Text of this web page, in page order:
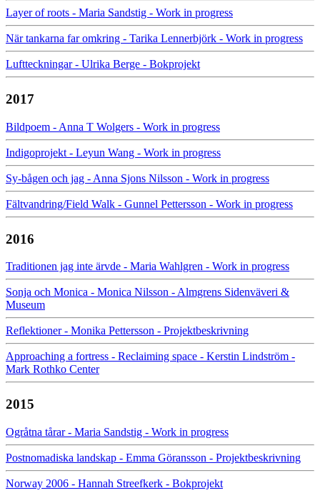
Layer of roots - Maria Sandstig - Work in progress
När tankarna far omkring - Tarika Lennerbjörk - Work in progress
Luftteckningar - Ulrika Berge - Bokprojekt
2017
Bildpoem - Anna T Wolgers - Work in progress
Indigoprojekt - Leyun Wang - Work in progress
Sy-bågen och jag - Anna Sjons Nilsson - Work in progress
Fältvandring/Field Walk - Gunnel Pettersson - Work in progress
2016
Traditionen jag inte ärvde - Maria Wahlgren - Work in progress
Sonja och Monica - Monica Nilsson - Almgrens Sidenväveri &
Museum
Reflektioner - Monika Pettersson - Projektbeskrivning
Approaching a fortress - Reclaiming space - Kerstin Lindström -
Mark Rothko Center
2015
Ogråtna tårar - Maria Sandstig - Work in progress
Postnomadiska landskap - Emma Göransson - Projektbeskrivning
Norway 2006 - Hannah Streefkerk - Bokprojekt